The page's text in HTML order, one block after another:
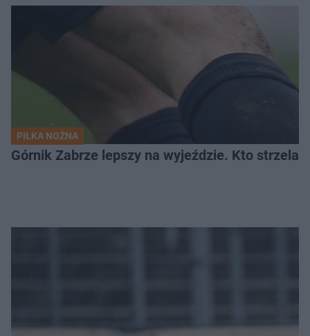
PIŁKA NOŻNA
Górnik Zabrze lepszy na wyjeździe. Kto strzelał